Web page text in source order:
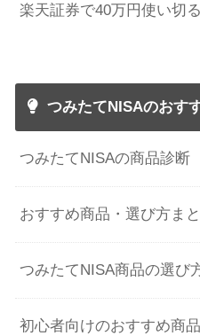
楽天証券で40万円使い切
つみたてNISAのおす
つみたてNISAの商品診断
おすすめ商品・選び方ま
つみたてNISA商品の選び
初心者向けのおすすめ商品